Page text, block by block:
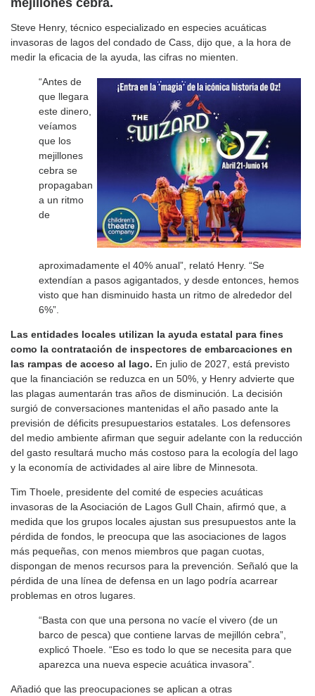
Steve Henry, técnico especializado en especies acuáticas
invasoras de lagos del condado de Cass, dijo que, a la hora de
medir la eficacia de la ayuda, las cifras no mienten.
“Antes de
que llegara
este dinero,
veíamos
que los
mejillones
cebra se
propagaban
a un ritmo
de
aproximadamente el 40% anual”, relató Henry. “Se
extendían a pasos agigantados, y desde entonces, hemos
visto que han disminuido hasta un ritmo de alrededor del
6%”.
Las entidades locales utilizan la ayuda estatal para fines
como la contratación de inspectores de embarcaciones en
las rampas de acceso al lago. En julio de 2027, está previsto
que la financiación se reduzca en un 50%, y Henry advierte que
las plagas aumentarán tras años de disminución. La decisión
surgió de conversaciones mantenidas el año pasado ante la
previsión de déficits presupuestarios estatales. Los defensores
del medio ambiente afirman que seguir adelante con la reducción
del gasto resultará mucho más costoso para la ecología del lago
y la economía de actividades al aire libre de Minnesota.
Tim Thoele, presidente del comité de especies acuáticas
invasoras de la Asociación de Lagos Gull Chain, afirmó que, a
medida que los grupos locales ajustan sus presupuestos ante la
pérdida de fondos, le preocupa que las asociaciones de lagos
más pequeñas, con menos miembros que pagan cuotas,
dispongan de menos recursos para la prevención. Señaló que la
pérdida de una línea de defensa en un lago podría acarrear
problemas en otros lugares.
“Basta con que una persona no vacíe el vivero (de un
barco de pesca) que contiene larvas de mejillón cebra”,
explicó Thoele. “Eso es todo lo que se necesita para que
aparezca una nueva especie acuática invasora”.
Añadió que las preocupaciones se aplican a otras